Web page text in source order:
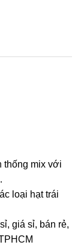
thống mix với
loại hạt trái
giá sỉ, bán rẻ,